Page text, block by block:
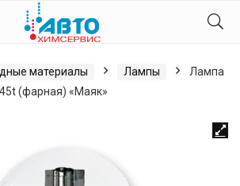
материалы Лампы
Лампа
(фарная) «Маяк»